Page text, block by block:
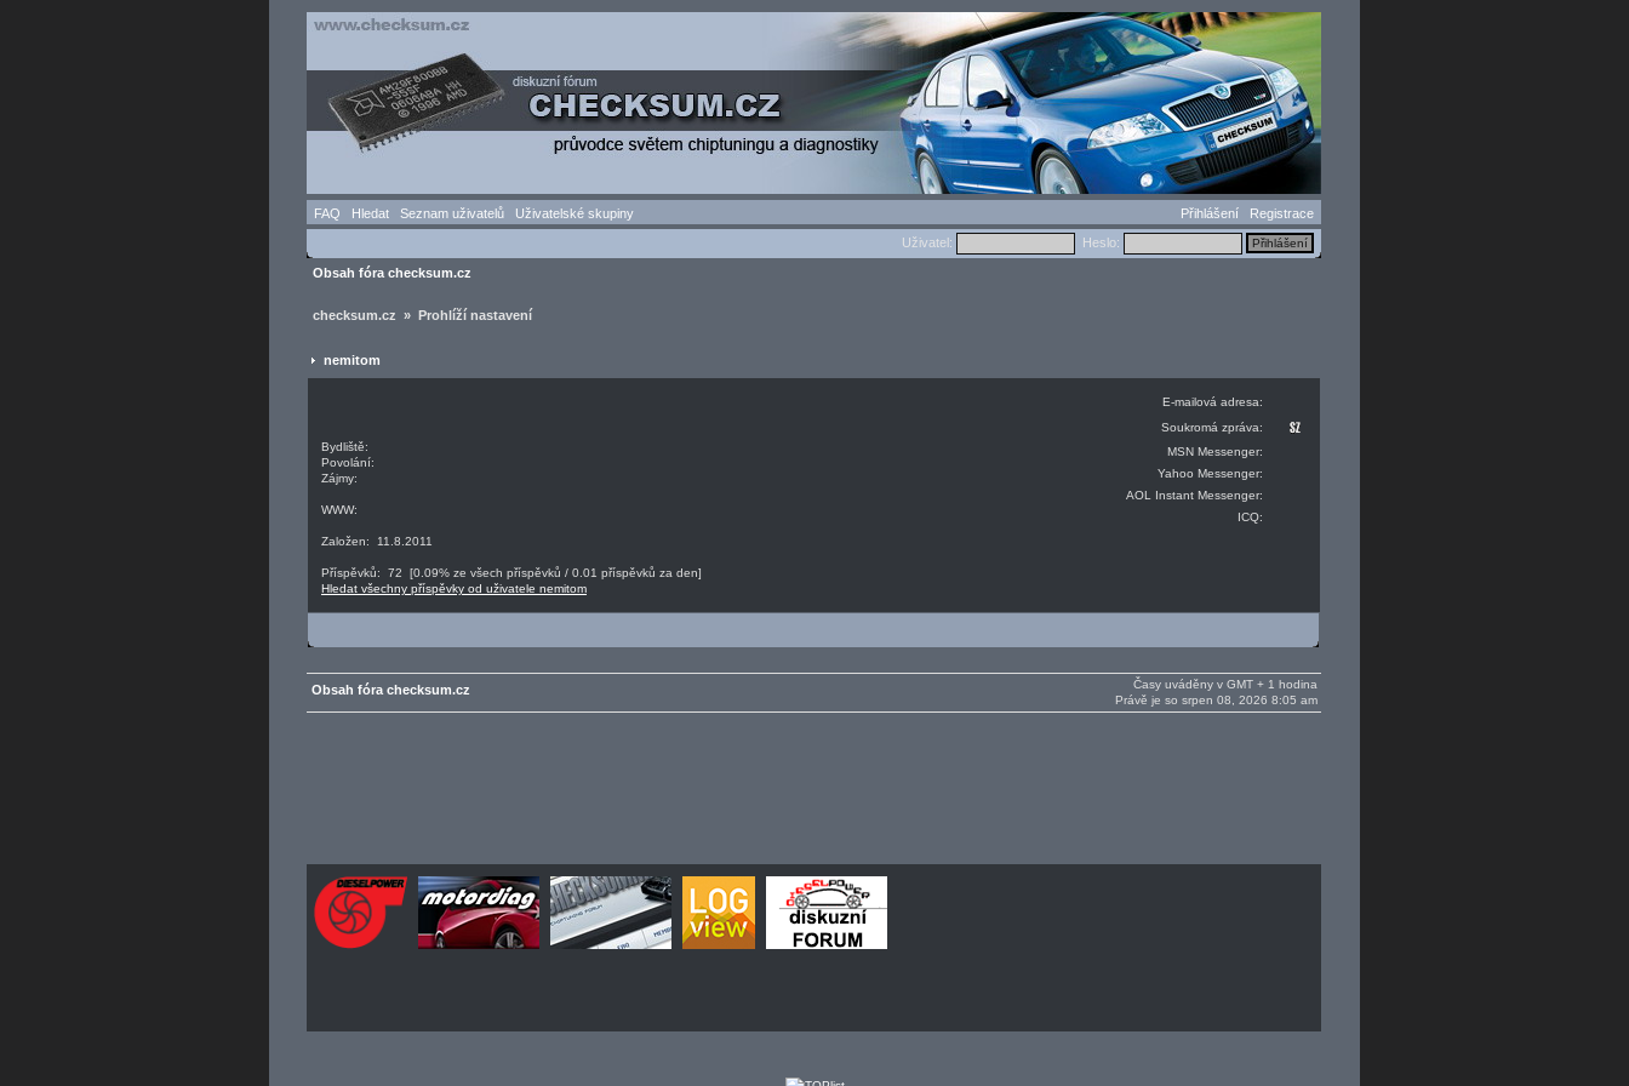
FAQ Hledat Seznam uživatelů Uživatelské skupiny Přihlášení
Registrace
Uživatel:
Heslo:
Obsah fóra checksum.cz
checksum.cz » Prohlíží nastavení
nemitom
Bydliště:
Povolání:
Zájmy:
WWW:
Založen: 11.8.2011
Příspěvků: 72 [0.09% ze všech příspěvků / 0.01 příspěvků za den]
Hledat všechny příspěvky od uživatele nemitom
E-mailová adresa:
Soukromá zpráva:
MSN Messenger:
Yahoo Messenger:
AOL Instant Messenger:
ICQ:
Časy uváděny v GMT + 1 hodina
Právě je so srpen 08, 2026 8:05 am
Obsah fóra checksum.cz